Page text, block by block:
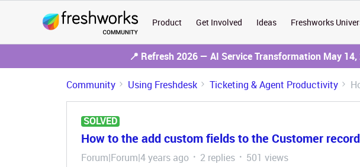
Product Get Involved Ideas Freshworks
📍 Refresh 2026 — AI Service Transformation May
Community Using Freshdesk Ticketing & Agent Productivity
SOLVED
How to the add custom fields to the Customer
Forum|Forum|4 years ago 2 replies 501 views